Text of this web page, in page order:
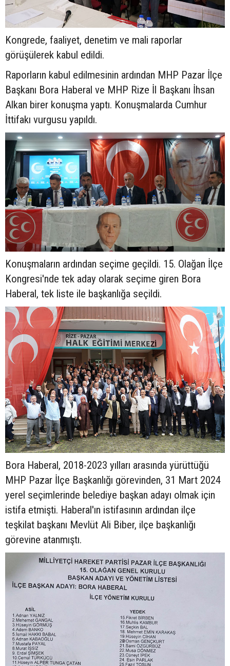
Kongrede, faaliyet, denetim ve mali raporlar
görüşülerek kabul edildi.
Raporların kabul edilmesinin ardından MHP Pazar İlçe
Başkanı Bora Haberal ve MHP Rize İl Başkanı İhsan
Alkan birer konuşma yaptı. Konuşmalarda Cumhur
İttifakı vurgusu yapıldı.
Konuşmaların ardından seçime geçildi. 15. Olağan İlçe
Kongresi'nde tek aday olarak seçime giren Bora
Haberal, tek liste ile başkanlığa seçildi.
Bora Haberal, 2018-2023 yılları arasında yürüttüğü
MHP Pazar İlçe Başkanlığı görevinden, 31 Mart 2024
yerel seçimlerinde belediye başkan adayı olmak için
istifa etmişti. Haberal'ın istifasının ardından ilçe
teşkilat başkanı Mevlüt Ali Biber, ilçe başkanlığı
görevine atanmıştı.